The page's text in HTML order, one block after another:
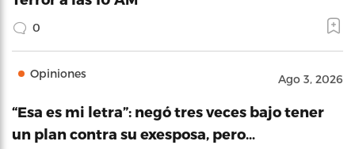
0
Opiniones Ago 3, 2026
“Esa es mi letra”: negó tres veces bajo tener
un plan contra su exesposa, pero…